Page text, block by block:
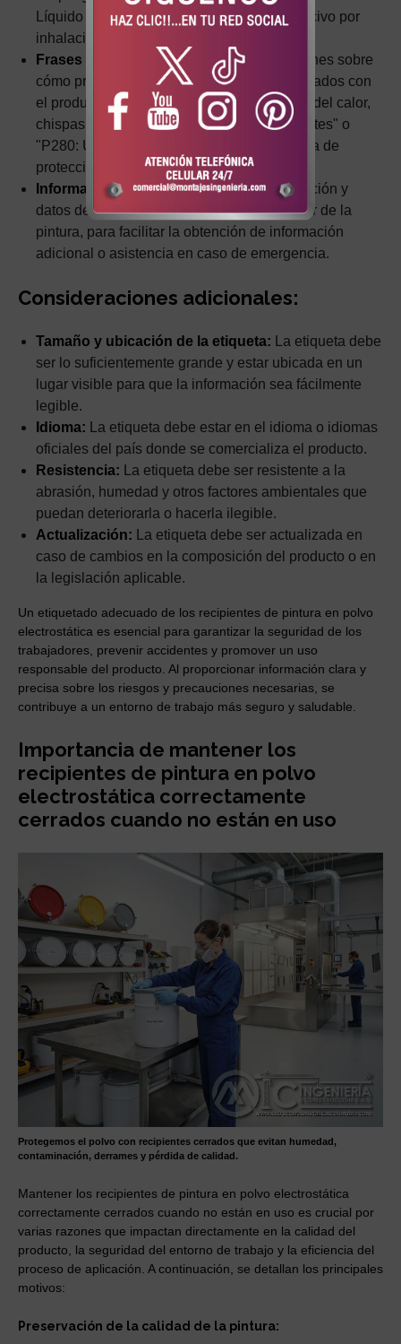
Líquido y vapores inflamables" o "h432: Nocivo por
inhalación".
Frases de precaución (P):
Recomendaciones sobre
cómo prevenir o minimizar los riesgos asociados con
el producto, como "P210: Mantener alejado del calor,
chispas, llamas abiertas y superficies calientes" o
"P280: Usar guantes/prendas/gafas/máscara de
protección".
Información del fabricante:Nombre, dirección y
datos de contacto del fabricante o proveedor de la
pintura, para facilitar la obtención de información
adicional o asistencia en caso de emergencia.
Consideraciones adicionales:
Tamaño y ubicación de la etiqueta: La etiqueta debe
ser lo suficientemente grande y estar ubicada en un
lugar visible para que la información sea fácilmente
legible.
Idioma: La etiqueta debe estar en el idioma o idiomas
oficiales del país donde se comercializa el producto.
Resistencia: La etiqueta debe ser resistente a la
abrasión, humedad y otros factores ambientales que
puedan deteriorarla o hacerla ilegible.
Actualización: La etiqueta debe ser actualizada en
caso de cambios en la composición del producto o en
la legislación aplicable.
Un etiquetado adecuado de los recipientes de pintura en polvo
electrostática es esencial para garantizar la seguridad de los
trabajadores, prevenir accidentes y promover un uso
responsable del producto. Al proporcionar información clara y
precisa sobre los riesgos y precauciones necesarias, se
contribuye a un entorno de trabajo más seguro y saludable.
Importancia de mantener los
recipientes de pintura en polvo
electrostática correctamente
cerrados cuando no están en uso
Protegemos el polvo con recipientes cerrados que evitan humedad,
contaminación, derrames y pérdida de calidad.
Mantener los recipientes de pintura en polvo electrostática
correctamente cerrados cuando no están en uso es crucial por
varias razones que impactan directamente en la calidad del
producto, la seguridad del entorno de trabajo y la eficiencia del
proceso de aplicación. A continuación, se detallan los principales
motivos:
Preservación de la calidad de la pintura: